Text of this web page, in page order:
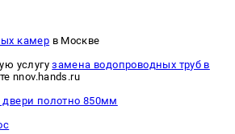
камер в Москве
услугузамена водопроводных труб в
nnov.hands.ru
полотно 850мм